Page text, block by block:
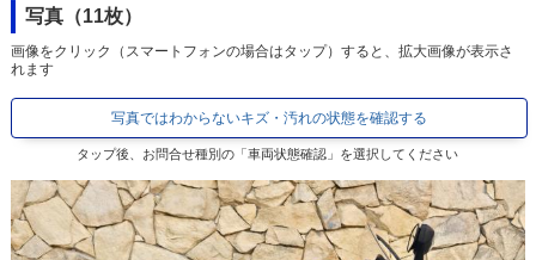
写真（11枚）
画像をクリック（スマートフォンの場合はタップ）すると、拡大画像が表示さ
れます
写真ではわからないキズ・汚れの状態を確認する
タップ後、お問合せ種別の「車両状態確認」を選択してください